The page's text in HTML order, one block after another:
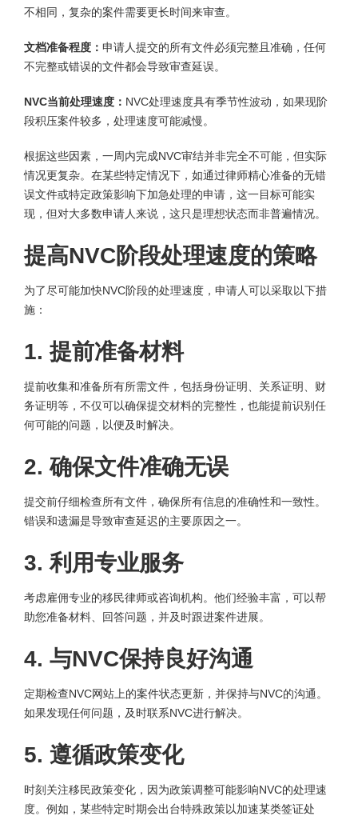
不相同，复杂的案件需要更长时间来审查。
文档准备程度： 申请人提交的所有文件必须完整且准确，任何
不完整或错误的文件都会导致审查延误。
NVC当前处理速度： NVC处理速度具有季节性波动，如果现阶
段积压案件较多，处理速度可能减慢。
根据这些因素，一周内完成NVC审结并非完全不可能，但实际
情况更复杂。在某些特定情况下，如通过律师精心准备的无错
误文件或特定政策影响下加急处理的申请，这一目标可能实
现，但对大多数申请人来说，这只是理想状态而非普遍情况。
提高NVC阶段处理速度的策略
为了尽可能加快NVC阶段的处理速度，申请人可以采取以下措
施：
1. 提前准备材料
提前收集和准备所有所需文件，包括身份证明、关系证明、财
务证明等，不仅可以确保提交材料的完整性，也能提前识别任
何可能的问题，以便及时解决。
2. 确保文件准确无误
提交前仔细检查所有文件，确保所有信息的准确性和一致性。
错误和遗漏是导致审查延迟的主要原因之一。
3. 利用专业服务
考虑雇佣专业的移民律师或咨询机构。他们经验丰富，可以帮
助您准备材料、回答问题，并及时跟进案件进展。
4. 与NVC保持良好沟通
定期检查NVC网站上的案件状态更新，并保持与NVC的沟通。
如果发现任何问题，及时联系NVC进行解决。
5. 遵循政策变化
时刻关注移民政策变化，因为政策调整可能影响NVC的处理速
度。例如，某些特定时期会出台特殊政策以加速某类签证处